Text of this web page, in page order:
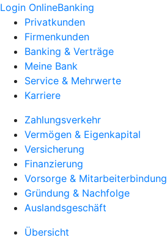
Login OnlineBanking
Privatkunden
Firmenkunden
Banking & Verträge
Meine Bank
Service & Mehrwerte
Karriere
Zahlungsverkehr
Vermögen & Eigenkapital
Versicherung
Finanzierung
Vorsorge & Mitarbeiterbindung
Gründung & Nachfolge
Auslandsgeschäft
Übersicht